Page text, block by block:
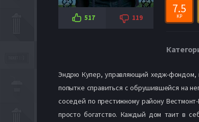
517 119
7.5
KP
Эндрю Купер, управляющий хедж-фондом,
попытке справиться с обрушившейся на
соседей по престижному району
просто богатство. Каждый дом таит в